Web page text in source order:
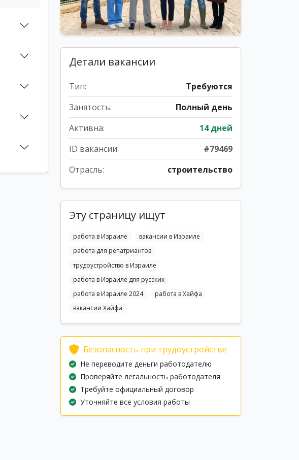
Детали вакансии
Тип:
Требуются
Занятость:
Полный день
Активна:
14 дней
ID вакансии:
#79469
Отрасль:
строительство
Эту страницу ищут
работа в Израиле
вакансии в Израиле
работа для репатриантов
трудоустройство в Израиле
работа в Израиле для русских
работа в Израиле 2024
работа в Хайфа
вакансии Хайфа
Безопасность при трудоустройстве
Не переводите деньги работодателю
Проверяйте легальность работодателя
Требуйте официальный договор
Уточняйте все условия работы